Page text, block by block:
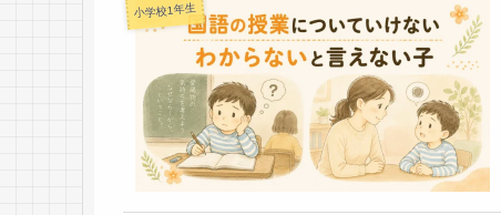
小学校1年生